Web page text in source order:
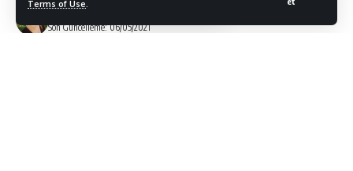
Terms of Use
Son Güncelleme: 06/05/2021
Gülçin Yeşilyurt